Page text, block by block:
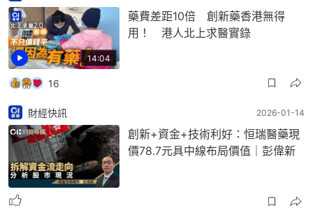
14:04
藥費差距10倍 創新藥香港無得
用！ 港人北上求醫實錄
16
財經快訊 2026-01-14
創新+資金+技術利好：恒瑞醫藥現
價78.7元具中線布局價值｜彭偉新